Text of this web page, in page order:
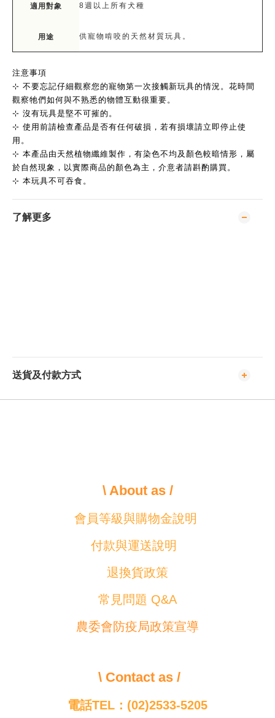
適用對象 8週以上所有犬種
用途 供寵物啃咬的天然材質玩具。
注意事項
⊹ ​​不要忘記仔細觀察您的寵物第一次接觸新玩具的情況。花時間
觀察牠們如何與不熟悉的物體互動很重要。​
⊹ ​​沒有玩具是堅不可摧的。 ​
⊹ ​​使用前​​請檢查​​產品​​是否有任何​​破損​​，​​若有​​損壞請立即停止使
用。
⊹ ​​本產品由天然植物纖維製作，有染色不均及顏色較暗情形，屬
於自然現象，以實際商品的顏色為主，介意者請斟酌購買。
⊹ 本玩具不可吞食。 ​
了解更多
送貨及付款方式
\ About as /
會員等級與購物金說明
付款與運送說明
退換貨政策
常見問題 Q&A
農委會防疫局政策宣導
\ Contact as /
電話TEL：(02)2533-5205